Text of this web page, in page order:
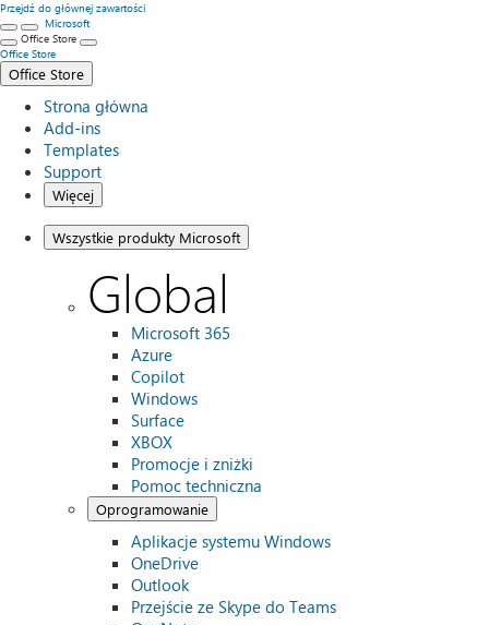
Przejdź do głównej zawartości
Microsoft
Office Store
Office Store
Office Store
Strona główna
Add-ins
Templates
Support
Więcej
Wszystkie produkty Microsoft
Global
Microsoft 365
Azure
Copilot
Windows
Surface
XBOX
Promocje i zniżki
Pomoc techniczna
Oprogramowanie
Aplikacje systemu Windows
OneDrive
Outlook
Przejście ze Skype do Teams